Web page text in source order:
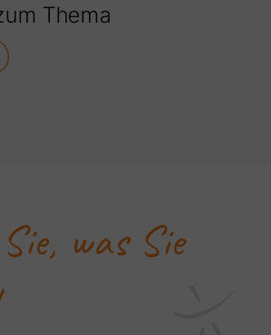
Thema
was Sie